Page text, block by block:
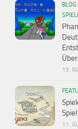
BLOG
13.
11.